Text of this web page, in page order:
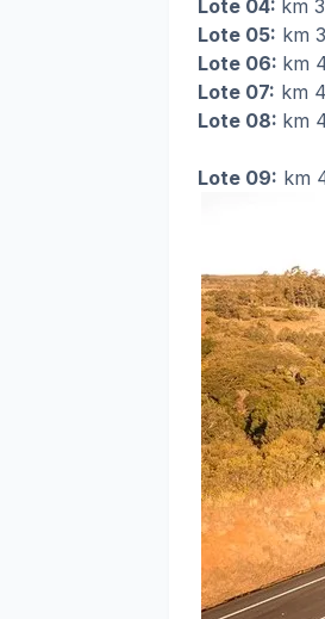
Lote 04: km
Lote 05: km
Lote 06: km
Lote 07: km
Lote 08: km
Lote 09: km